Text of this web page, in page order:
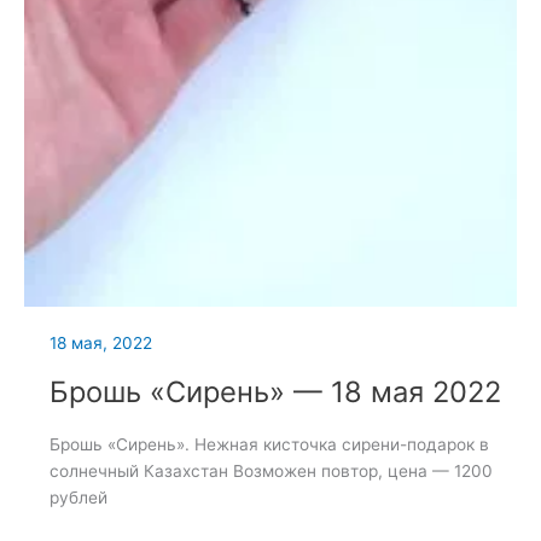
18 мая, 2022
Брошь «Сирень» — 18 мая 2022
Брошь «Сирень». Нежная кисточка сирени-подарок в
солнечный Казахстан Возможен повтор, цена — 1200
рублей